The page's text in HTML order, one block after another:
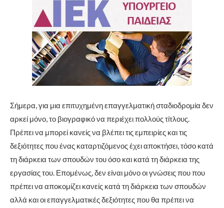
Σήμερα, για μια επιτυχημένη επαγγελματική σταδιοδρομία δεν
αρκεί μόνο, το βιογραφικό να περιέχει πολλούς τίτλους.
Πρέπει να μπορεί κανείς να βλέπει τις εμπειρίες και τις
δεξιότητες που ένας καταρτιζόμενος έχει αποκτήσει, τόσο κατά
τη διάρκεια των σπουδών του όσο και κατά τη διάρκεια της
εργασίας του. Επομένως, δεν είναι μόνο οι γνώσεις που που
πρέπει να αποκομίζει κανείς κατά τη διάρκεια των σπουδών
αλλά και οι επαγγελματικές δεξιότητες που θα πρέπει να